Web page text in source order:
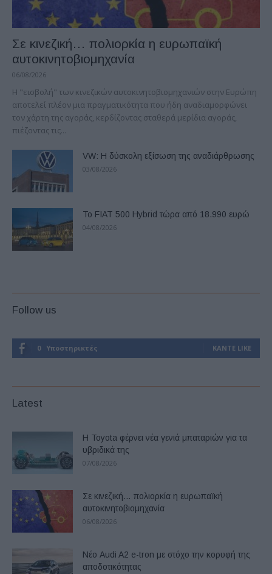
Σε κινεζική… πολιορκία η ευρωπαϊκή
αυτοκινητοβιομηχανία
06/08/2026
Η "εισβολή" των κινεζικών αυτοκινητοβιομηχανιών στην Ευρώπη
αποτελεί πλέον μια πραγματικότητα που ήδη αναδιαμορφώνει
τον χάρτη της αγοράς, κερδίζοντας σταθερά μερίδια αγοράς,
πιέζοντας τις...
VW: Η δύσκολη εξίσωση της αναδιάρθρωσης
03/08/2026
Το FIAT 500 Hybrid τώρα από 18.990 ευρώ
04/08/2026
Follow us
0 Υποστηρικτές ΚΆΝΤΕ LIKE
Latest
Η Toyota φέρνει νέα γενιά μπαταριών για τα
υβριδικά της
07/08/2026
Σε κινεζική… πολιορκία η ευρωπαϊκή
αυτοκινητοβιομηχανία
06/08/2026
Νέο Audi A2 e-tron με στόχο την κορυφή της
αποδοτικότητας